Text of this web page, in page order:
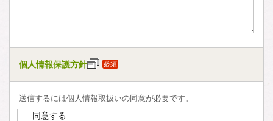
個人情報保護方針 必須
送信するには個人情報取扱いの同意が必要です。
同意する